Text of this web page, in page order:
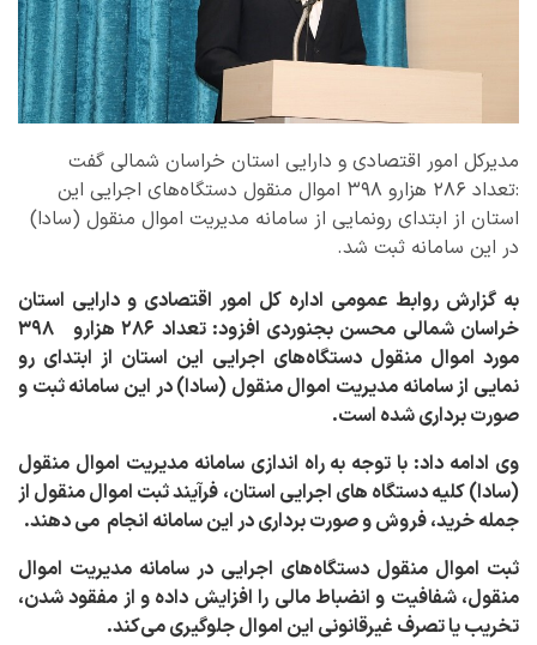
مدیرکل امور اقتصادی و دارایی استان خراسان شمالی گفت
:تعداد ۲۸۶ هزارو ۳۹۸ اموال منقول دستگاه‌های اجرایی این
استان از ابتدای رونمایی از سامانه مدیریت اموال منقول (سادا)
در این سامانه ثبت شد.
به گزارش روابط عمومی اداره کل امور اقتصادی و دارایی استان
خراسان شمالی محسن بجنوردی افزود: تعداد ۲۸۶ هزارو ۳۹۸
مورد اموال منقول دستگاه‌های اجرایی این استان از ابتدای رو
نمایی از سامانه مدیریت اموال منقول (سادا) در این سامانه ثبت و
صورت برداری شده است.
وی ادامه داد: با توجه به راه اندازی سامانه مدیریت اموال منقول
(سادا) کلیه دستگاه های اجرایی استان، فرآیند ثبت اموال منقول از
جمله خرید، فروش و صورت برداری در این سامانه انجام می دهند.
ثبت اموال منقول دستگاه‌های اجرایی در سامانه مدیریت اموال
منقول، شفافیت و انضباط مالی را افزایش داده و از مفقود شدن،
تخریب یا تصرف غیرقانونی این اموال جلوگیری می‌کند.